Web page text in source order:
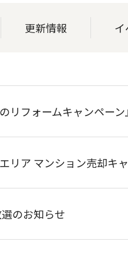
更新情報 イ
のリフォームキャンペー
リア マンション売却キ
のお知らせ